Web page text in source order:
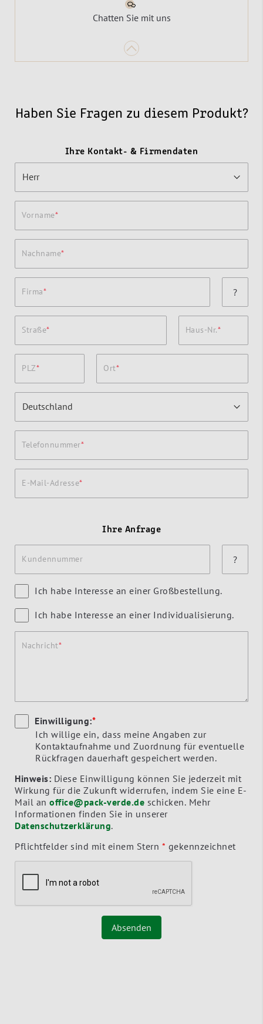
Chatten Sie mit uns
Haben Sie Fragen zu diesem Produkt?
Ihre Kontakt- & Firmendaten
Vorname
Nachname
Firma ?
Straße Haus-Nr.
PLZ Ort
Telefonnummer
E-Mail-Adresse
Ihre Anfrage
Kundennummer ?
Ich habe Interesse an einer Großbestellung.
Ich habe Interesse an einer Individualisierung.
Nachricht
Einwilligung:*
Ich willige ein, dass meine Angaben zur
Kontaktaufnahme und Zuordnung für eventuelle
Rückfragen dauerhaft gespeichert werden.
Hinweis: Diese Einwilligung können Sie jederzeit mit
Wirkung für die Zukunft widerrufen, indem Sie eine E-
Mail an office@pack-verde.de
Informationen finden Sie in unserer
Datenschutzerklärung.
Pflichtfelder sind mit einem Stern * gekennzeichnet
Absenden